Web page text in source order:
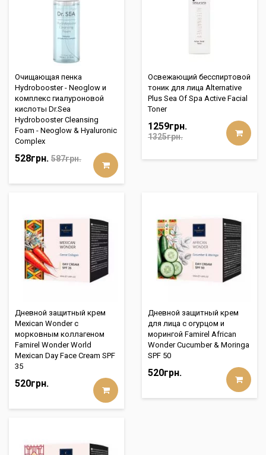
Очищающая пенка
Hydrobooster - Neoglow и
комплекс гиалуроновой
кислоты Dr.Sea
Hydrоbooster Cleansing
Foam - Neoglow & Hyaluronic
Complex
528грн. 587грн.
Освежающий бесспиртовой
тоник для лица Alternative
Plus Sea Of Spa Active Facial
Toner
1259грн.
1325грн.
Дневной защитный крем
Mexican Wonder с
морковным коллагеном
Famirel Wonder World
Mexican Day Face Cream SPF
35
520грн.
Дневной защитный крем
для лица с огурцом и
морингой Famirel African
Wonder Cucumber & Moringa
SPF 50
520грн.